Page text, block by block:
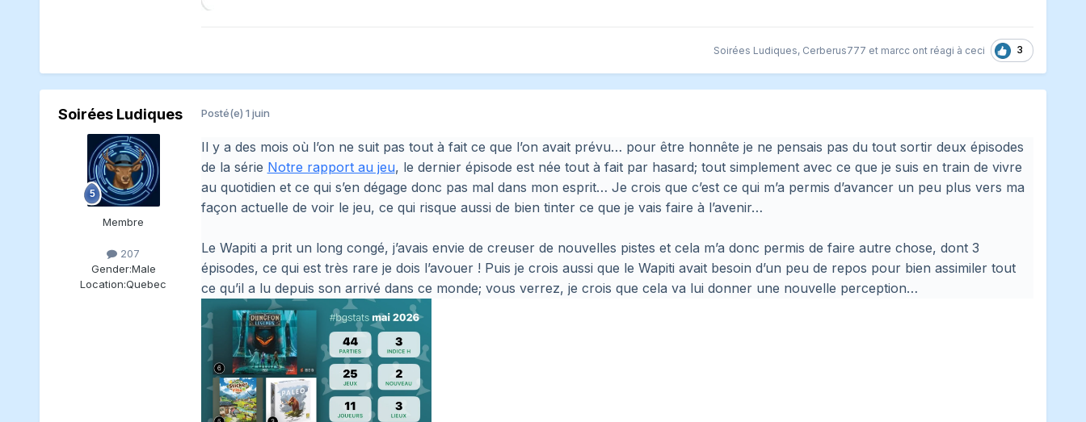
Soirées Ludiques, Cerberus777 et marcc ont réagi à ceci 3
Soirées Ludiques
Membre
207
Gender:Male
Location:Quebec
Posté(e) 1 juin
Il y a des mois où l’on ne suit pas tout à fait ce que l’on avait prévu… pour être honnête je ne pensais pas du tout sortir deux épisodes
de la série Notre rapport au jeu, le dernier épisode est née tout à fait par hasard; tout simplement avec ce que je suis en train de vivre
au quotidien et ce qui s’en dégage donc pas mal dans mon esprit… Je crois que c’est ce qui m’a permis d’avancer un peu plus vers ma
façon actuelle de voir le jeu, ce qui risque aussi de bien tinter ce que je vais faire à l’avenir…
Le Wapiti a prit un long congé, j’avais envie de creuser de nouvelles pistes et cela m’a donc permis de faire autre chose, dont 3
épisodes, ce qui est très rare je dois l’avouer ! Puis je crois aussi que le Wapiti avait besoin d’un peu de repos pour bien assimiler tout
ce qu’il a lu depuis son arrivé dans ce monde; vous verrez, je crois que cela va lui donner une nouvelle perception…